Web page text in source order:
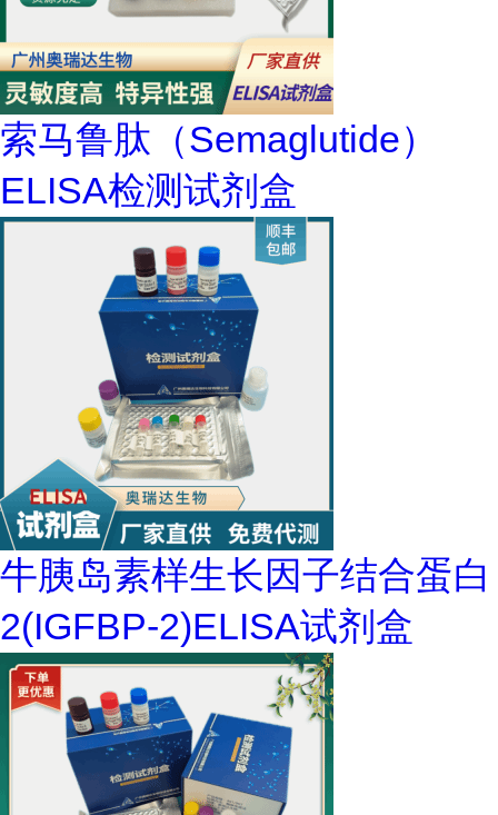
索马鲁肽（Semaglutide）
ELISA检测试剂盒
牛胰岛素样生长因子结合蛋白
2(IGFBP-2)ELISA试剂盒